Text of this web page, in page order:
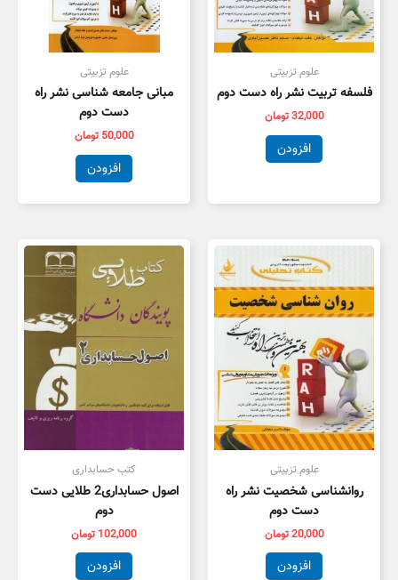
علوم تزبیتی
فلسفه تربیت نشر راه دست دوم
32,000تومان
افزودن
علوم تزبیتی
مبانی جامعه شناسی نشر راه
دست دوم
50,000 تومان
افزودن
علوم تزبیتی
روانشناسی شخصیت نشر راه
دست دوم
20,000تومان
افزودن
کتب حسابداری
اصول حسابداری2 طلایی دست
دوم
102,000 تومان
افزودن